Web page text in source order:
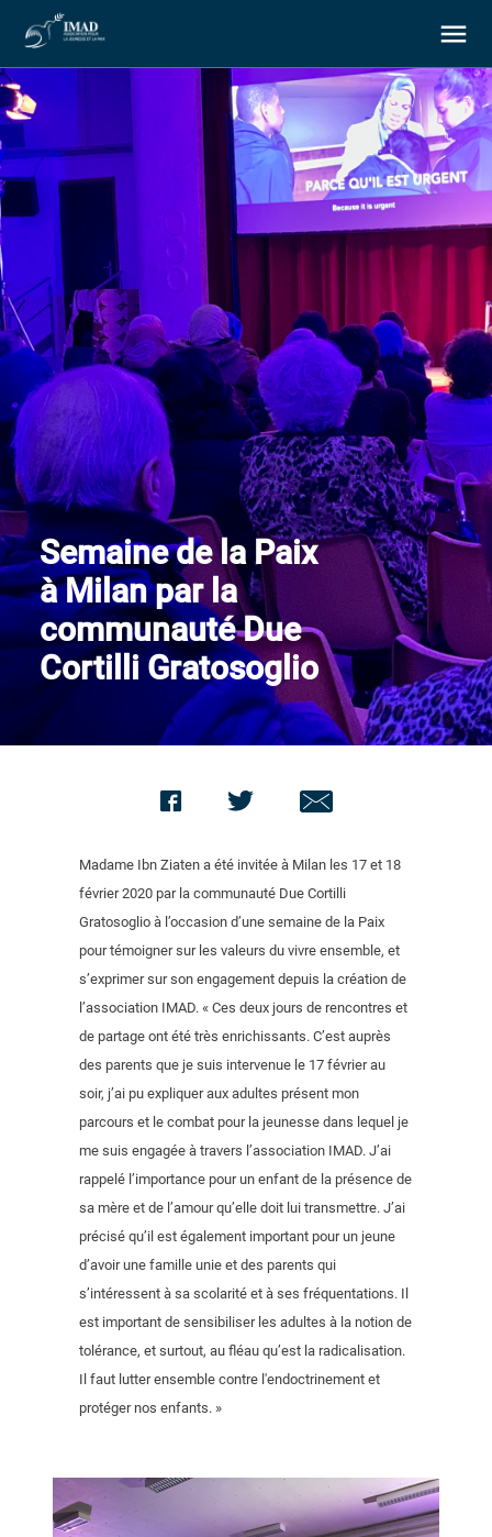
Nos objectifs
Notre action
Ressources
Nous soutenir
Nous contacter
Semaine de la Paix
à Milan par la
communauté Due
Cortilli Gratosoglio
Madame Ibn Ziaten a été invitée à Milan les 17 et 18
février 2020 par la communauté Due Cortilli
Gratosoglio à l’occasion d’une semaine de la Paix
pour témoigner sur les valeurs du vivre ensemble, et
s’exprimer sur son engagement depuis la création de
l’association IMAD. « Ces deux jours de rencontres et
de partage ont été très enrichissants. C’est auprès
des parents que je suis intervenue le 17 février au
soir, j’ai pu expliquer aux adultes présent mon
parcours et le combat pour la jeunesse dans lequel je
me suis engagée à travers l’association IMAD. J’ai
rappelé l’importance pour un enfant de la présence de
sa mère et de l’amour qu’elle doit lui transmettre. J’ai
précisé qu’il est également important pour un jeune
d’avoir une famille unie et des parents qui
s’intéressent à sa scolarité et à ses fréquentations. Il
est important de sensibiliser les adultes à la notion de
tolérance, et surtout, au fléau qu’est la radicalisation.
Il faut lutter ensemble contre l'endoctrinement et
protéger nos enfants. »